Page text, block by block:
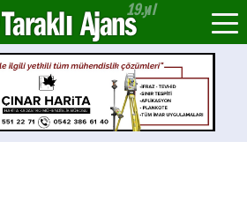
Taraklı Ajans